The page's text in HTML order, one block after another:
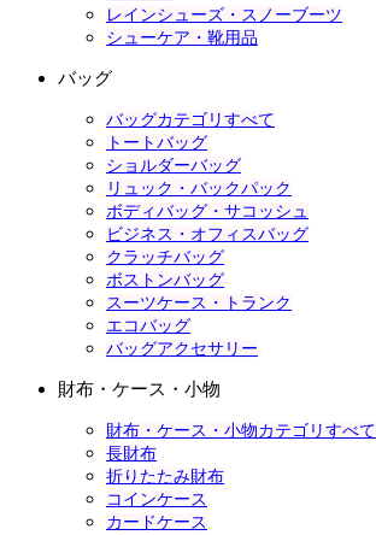
レインシューズ・スノーブーツ
シューケア・靴用品
バッグ
バッグカテゴリすべて
トートバッグ
ショルダーバッグ
リュック・バックパック
ボディバッグ・サコッシュ
ビジネス・オフィスバッグ
クラッチバッグ
ボストンバッグ
スーツケース・トランク
エコバッグ
バッグアクセサリー
財布・ケース・小物
財布・ケース・小物カテゴリすべて
長財布
折りたたみ財布
コインケース
カードケース